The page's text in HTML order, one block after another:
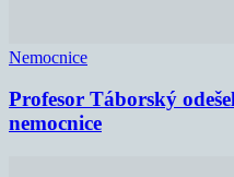
Nemocnice
Profesor Táborský
nemocnice